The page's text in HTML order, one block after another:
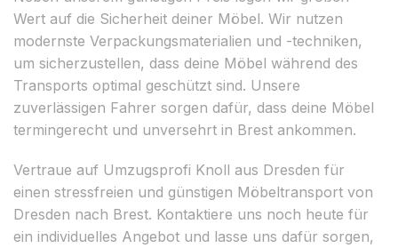
Wert auf die Sicherheit deiner Möbel. Wir nutzen
modernste Verpackungsmaterialien und -techniken,
um sicherzustellen, dass deine Möbel während des
Transports optimal geschützt sind. Unsere
zuverlässigen Fahrer sorgen dafür, dass deine Möbel
termingerecht und unversehrt in Brest ankommen.
Vertraue auf Umzugsprofi Knoll aus Dresden für
einen stressfreien und günstigen Möbeltransport von
Dresden nach Brest. Kontaktiere uns noch heute für
ein individuelles Angebot und lasse uns dafür sorgen,